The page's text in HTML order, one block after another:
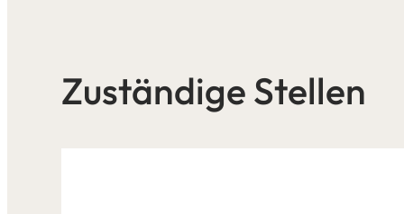
Zuständige Stellen